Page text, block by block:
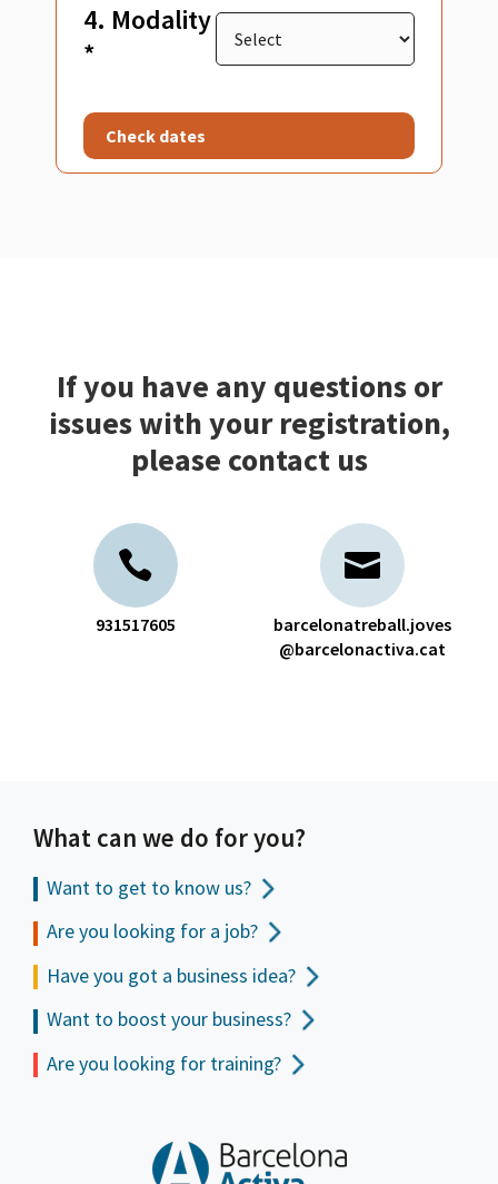
4. Modality
*
Check dates
If you have any questions or
issues with your registration,
please contact us
931517605
barcelonatreball.joves
@barcelonactiva.cat
What can we do for you?
Want to get to know us?
Are you looking for a job?
Have you got a business idea?
Want to boost your business?
Are you looking for training?